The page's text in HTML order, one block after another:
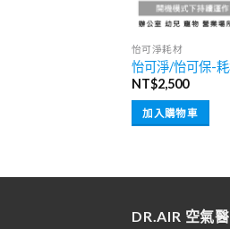
怡可淨耗材
怡可淨/怡可保-
NT$2,500
加入購物車
DR.AIR 空氣